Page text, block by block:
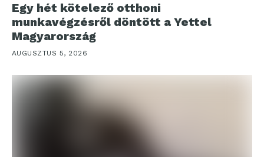
Egy hét kötelező otthoni
munkavégzésről döntött a Yettel
Magyarország
AUGUSZTUS 5, 2026